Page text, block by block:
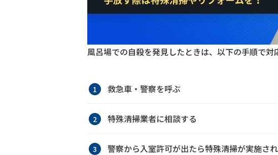
風呂場での自殺を発見したときは、以下の手順で対
救急車・警察を呼ぶ
特殊清掃業者に相談する
警察から入室許可が出たら特殊清掃が実施さ